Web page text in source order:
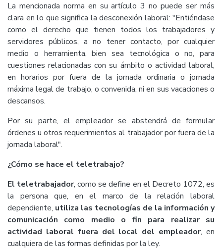
La mencionada norma en su artículo 3 no puede ser más
clara en lo que significa la desconexión laboral: "Entiéndase
como el derecho que tienen todos los trabajadores y
servidores públicos, a no tener contacto, por cualquier
medio o herramienta, bien sea tecnológica o no, para
cuestiones relacionadas con su ámbito o actividad laboral,
en horarios por fuera de la jornada ordinaria o jornada
máxima legal de trabajo, o convenida, ni en sus vacaciones o
descansos.
Por su parte, el empleador se abstendrá de formular
órdenes u otros requerimientos al trabajador por fuera de la
jornada laboral".
¿Cómo se hace el teletrabajo?
El teletrabajador, como se define en el Decreto 1072, es
la persona que, en el marco de la relación laboral
dependiente, utiliza las tecnologías de la información y
comunicación como medio o fin para realizar su
actividad laboral fuera del local del empleador, en
cualquiera de las formas definidas por la ley.